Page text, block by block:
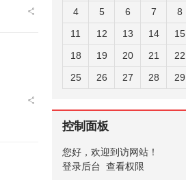
4
5 6 7 8
11
12 13 14 15
18
19 20 21 22
25
26 27 28 29
控制面板
您好，欢迎到访网站！
登录后台 查看权限